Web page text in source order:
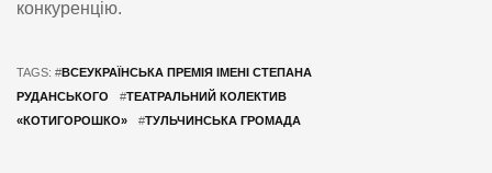
конкуренцію.
TAGS: #ВСЕУКРАЇНСЬКА ПРЕМІЯ ІМЕНІ СТЕПАНА
РУДАНСЬКОГО
#ТЕАТРАЛЬНИЙ КОЛЕКТИВ
«КОТИГОРОШКО»
#ТУЛЬЧИНСЬКА ГРОМАДА